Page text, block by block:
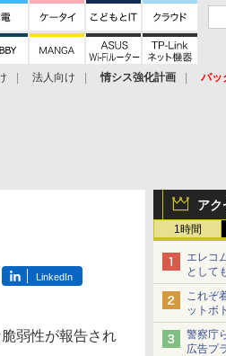
法人向け 情シス強化計画
バッ
アク
1時間
エレコ
として
スツー
えずに
これぞ
ットボ
ードバ
ど！そ
警察庁
広告プ
LinkedIn
弱性が報告され